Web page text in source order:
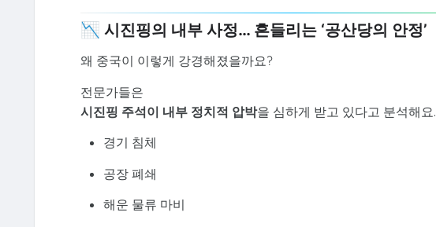
📉 시진핑의 내부 사정… 흔들리는 ‘공산당의 안정’
왜 중국이 이렇게 강경해졌을까요?
전문가들은
시진핑 주석이 내부 정치적 압박을 심하게 받고 있다고 분석해요.
경기 침체
공장 폐쇄
해운 물류 마비